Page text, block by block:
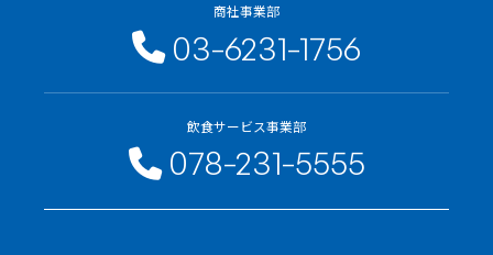
商社事業部
03-6231-1756
飲食サービス事業部
078-231-5555